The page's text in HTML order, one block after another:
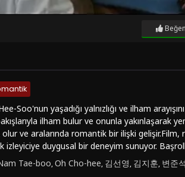
Soo'nun yaşadığı yalnızlığı ve ilham
ilham bulur ve onunla yakınlaşarak
ve aralarında romantik bir ilişki
izleyiciye duygusal bir deneyim sunuyor.
dikkat çeken film, aşkın ve
Dersi (2013)", duygusal derinliği, karakter
Tae-boo,Oh Cho-hee, 김선영, 김지훈, 변준석